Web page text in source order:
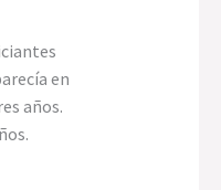
en
años.